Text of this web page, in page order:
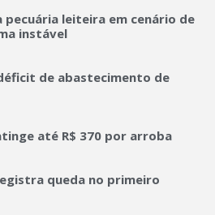
pecuária leiteira em cenário de
instável
de abastecimento de
até R$ 370 por arroba
queda no primeiro